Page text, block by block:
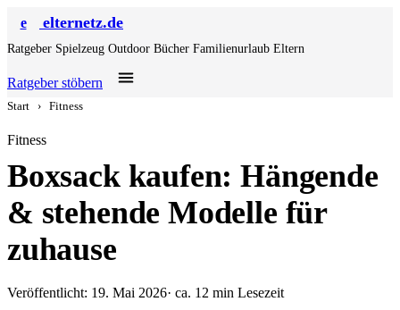
e elternetz.de
Ratgeber Spielzeug Outdoor Bücher Familienurlaub Eltern
Ratgeber stöbern
Start › Fitness
Fitness
Boxsack kaufen: Hängende
& stehende Modelle für
zuhause
Veröffentlicht: 19. Mai 2026· ca. 12 min Lesezeit